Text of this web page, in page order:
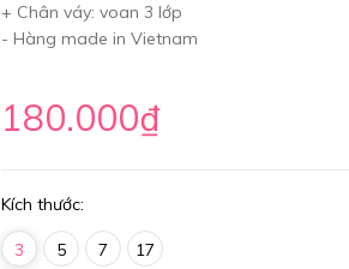
+ Chân váy: voan 3 lớp
- Hàng made in Vietnam
180.000₫
Kích thước:
3 5 7 17